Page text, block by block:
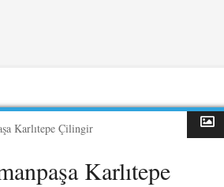
Karlıtepe